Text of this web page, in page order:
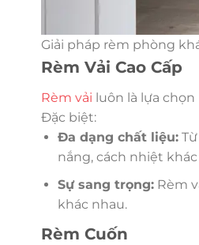
Giải pháp rèm phòng
Rèm Vải Cao Cấp
Rèm vải luôn là lựa
Đặc biệt:
Đa dạng chất liệu:Từ
nắng, cách nhiệt
Sự sang trọng:Rèm
khác nhau.
Rèm Cuốn